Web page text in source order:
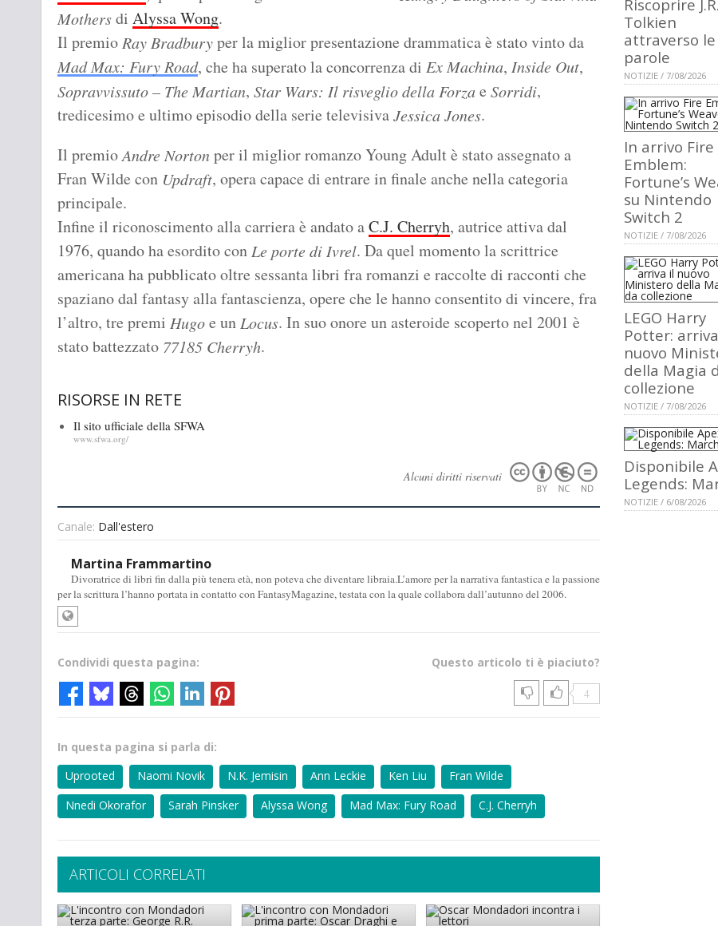
Mothersdi Alyssa Wong.
Il premioRay Bradburyper la miglior presentazione drammatica è stato vinto da
Mad Max: Fury Road, che ha superato la concorrenza di Ex Machina, Inside Out,
Sopravvissuto – The Martian, Star Wars: Il risveglio della Forzae Sorridi,
tredicesimo e ultimo episodio della serie televisivaJessica Jones.
Il premioAndre Nortonper il miglior romanzo Young Adult è stato assegnato a
Fran Wilde con Updraft, opera capace di entrare in finale anche nella categoria
principale.
Infine il riconoscimento alla carriera è andato aC.J. Cherryh, autrice attiva dal
1976, quando ha esordito conLe porte di Ivrel. Da quel momento la scrittrice
americana ha pubblicato oltre sessanta libri fra romanzi e raccolte di racconti che
spaziano dal fantasy alla fantascienza, opere che le hanno consentito di vincere, fra
l’altro, tre premi Hugoe unLocus. In suo onore un asteroide scoperto nel 2001 è
stato battezzato 77185 Cherryh.
RISORSE IN RETE
Il sito ufficiale della SFWA
www.sfwa.org/
Alcuni diritti riservati
Canale: Dall'estero
Martina Frammartino
Divoratrice di libri fin dalla più tenera età, non poteva che diventare libraia.L’amore per la narrativa fantastica e la passione
per la scrittura l’hanno portata in contatto con FantasyMagazine, testata con la quale collabora dall’autunno del 2006.
Questo articolo ti è piaciuto?
4
Condividi questa pagina:
In questa pagina si parla di:
Uprooted
Naomi Novik N.K. Jemisin Ann Leckie Ken Liu
Fran Wilde
Nnedi Okorafor
Sarah Pinsker Alyssa Wong Mad Max: Fury Road C.J. Cherryh
ARTICOLI CORRELATI
Riscoprire
Tolkien
attraverso le
parole
NOTIZIE / 7/08/2026
In arrivo Fire
Emblem:
Fortune’s
su Nintendo
Switch 2
NOTIZIE / 7/08/2026
LEGO Harry
Potter:
nuovo
della Magia
collezione
NOTIZIE / 7/08/2026
Disponibile
Legends:
NOTIZIE / 6/08/2026